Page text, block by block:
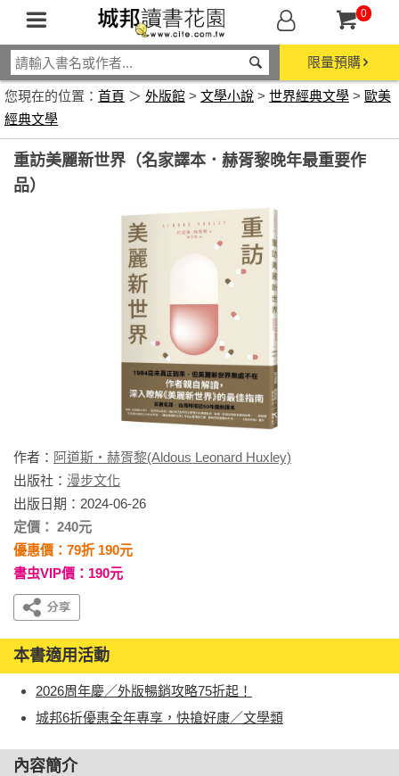
0
限量預購
您現在的位置： 首頁 ＞ 外版館 > 文學小說 > 世界經典文學 > 歐美
經典文學
重訪美麗新世界（名家譯本．赫胥黎晚年最重要作
品）
作者： 阿道斯・赫胥黎(Aldous Leonard Huxley)
出版社： 漫步文化
出版日期：2024-06-26
定價： 240元
優惠價：79折 190元
書虫VIP價：190元
本書適用活動
2026周年慶／外版暢銷攻略75折起！
城邦6折優惠全年專享，快搶好康／文學類
內容簡介